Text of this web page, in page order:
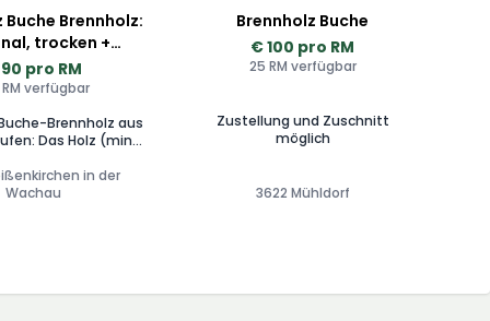
Buche Brennholz:
trocken +
möglich
pro RM
RM verfügbar
Brennholz aus
Das Holz (mind.
Land) produziert.
nur die Holzqualität
zu Ihrer Adresse.
in der
Wachau
Brennholz Buche
€ 100 pro RM
25 RM verfügbar
Zustellung und Zuschnitt
möglich
3622 Mühldorf